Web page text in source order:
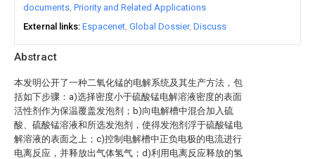
Abstract
本发明公开了一种二氧化锰的电解系统及其生产方法，包
括如下步骤：a)选择密度小于硫酸锰电解溶液密度的表面
活性剂作为保温覆盖发泡剂；b)向电解槽中混合加入硫
酸、硫酸锰溶液和所选发泡剂，使得发泡剂浮于硫酸锰电
解溶液的表面之上；c)控制电解槽中正负电极的电流进行
电离反应，并释放出气体氢气；d)利用电离反应释放的氢
documents Priority and Related Applications
External links Espacenet Global Dossier Discuss